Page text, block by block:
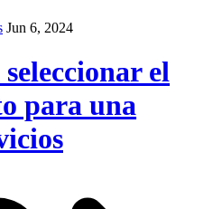
Jun 6, 2024
el
para una